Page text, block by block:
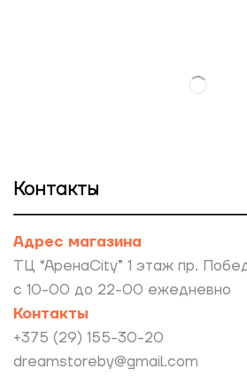
Контакты
Адрес магазина
ТЦ “АренаCity” 1 этаж пр.
с 10-00 до 22-00 ежедневно
Контакты
+375 (29) 155-30-20
dreamstoreby@gmail.com